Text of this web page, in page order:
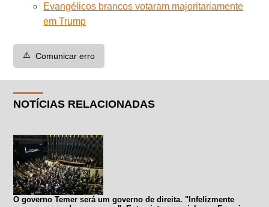
Evangélicos brancos votaram majoritariamente
em Trump
⚠️ Comunicar erro
NOTÍCIAS RELACIONADAS
O governo Temer será um governo de direita. "Infelizmente